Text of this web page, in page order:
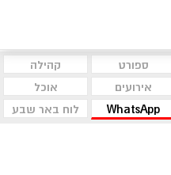
ספורט
קהילה
אירועים
אוכל
WhatsApp לוח באר שבע